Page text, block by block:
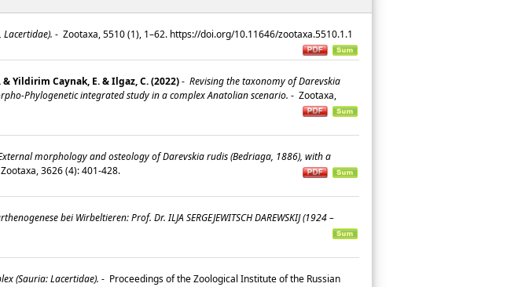
- Zootaxa, 5510 (1), 1–62. https://doi.org/10.11646/zootaxa.5510.1.1
Yildirim Caynak, E. & Ilgaz, C. (2022)- Revising the taxonomy of Darevskia
Phylogenetic integrated study in a complex Anatolian scenario. - Zootaxa,
morphology and osteology of Darevskia rudis (Bedriaga, 1886), with a
Zootaxa, 3626 (4): 401-428.
bei Wirbeltieren: Prof. Dr. ILJA SERGEJEWITSCH DAREWSKIJ (1924 –
(Sauria: Lacertidae). - Proceedings of the Zoological Institute of the Russian